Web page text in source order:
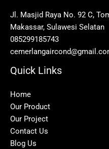
Jl. Masjid Raya No. 92 C,
Makassar, Sulawesi Selatan
085299185743
Quick Links
Home
Our Product
Our Project
Contact Us
Blog Us